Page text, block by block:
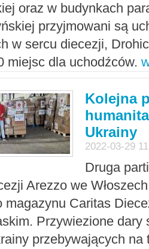
oraz w budynkach
przyjmowani są
w sercu diecezji,
miejsc dla uchodźców.
Kolejna
Ukrainy
2022-03-29
Druga
Arezzo we
magazynu Caritas
Przywiezione dary
przebywających na